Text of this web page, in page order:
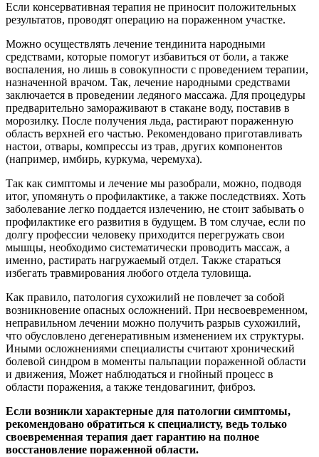
Если консервативная терапия не приносит положительных
результатов, проводят операцию на пораженном участке.
Можно осуществлять лечение тендинита народными
средствами, которые помогут избавиться от боли, а также
воспаления, но лишь в совокупности с проведением терапии,
назначенной врачом. Так, лечение народными средствами
заключается в проведении ледяного массажа. Для процедуры
предварительно замораживают в стакане воду, поставив в
морозилку. После получения льда, растирают пораженную
область верхней его частью. Рекомендовано приготавливать
настои, отвары, компрессы из трав, других компонентов
(например, имбирь, куркума, черемуха).
Так как симптомы и лечение мы разобрали, можно, подводя
итог, упомянуть о профилактике, а также последствиях. Хоть
заболевание легко поддается излечению, не стоит забывать о
профилактике его развития в будущем. В том случае, если по
долгу профессии человеку приходится перегружать свои
мышцы, необходимо систематически проводить массаж, а
именно, растирать нагружаемый отдел. Также стараться
избегать травмирования любого отдела туловища.
Как правило, патология сухожилий не повлечет за собой
возникновение опасных осложнений. При несвоевременном,
неправильном лечении можно получить разрыв сухожилий,
что обусловлено дегенеративным изменением их структуры.
Иными осложнениями специалисты считают хронический
болевой синдром в моменты пальпации пораженной области
и движения, Может наблюдаться и гнойный процесс в
области поражения, а также тендовагинит, фиброз.
Если возникли характерные для патологии симптомы,
рекомендовано обратиться к специалисту, ведь только
своевременная терапия дает гарантию на полное
восстановление пораженной области.